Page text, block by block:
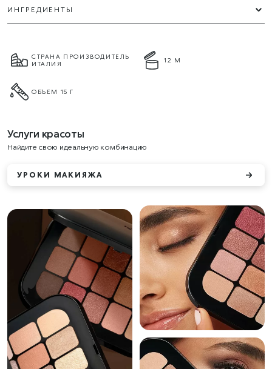
ИНГРЕДИЕНТЫ
СТРАНА ПРОИЗВОДИТЕЛЬ
ИТАЛИЯ
12 М
ОБЪЕМ 15 Г
Услуги красоты
Найдите свою идеальную комбинацию
УРОКИ МАКИЯЖА